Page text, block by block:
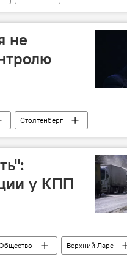
не
Столтенберг
у КПП
Верхний Ларс